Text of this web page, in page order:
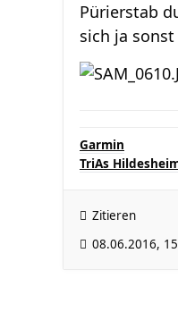
Pürierstab
sich ja
Garmin
TriAs
Zitieren
08.06.2016,